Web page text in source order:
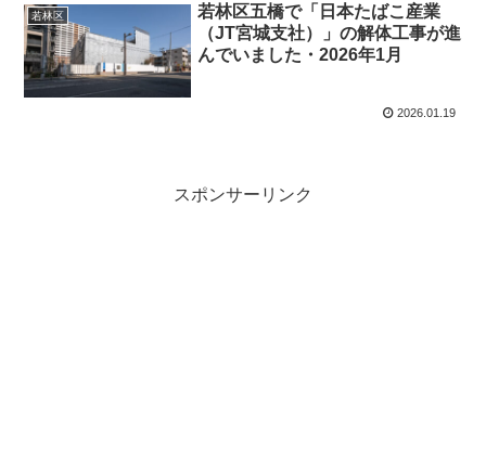
若林区
若林区五橋で「日本たばこ産業
（JT宮城支社）」の解体工事が進
んでいました・2026年1月
2026.01.19
スポンサーリンク